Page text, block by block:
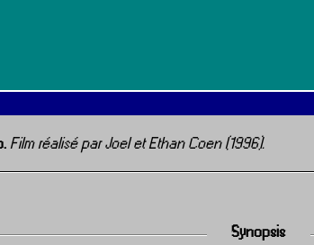
Film réalisé par Joel et Ethan Coen (1996).
Synopsis